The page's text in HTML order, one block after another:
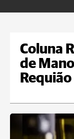
Coluna
de
Requião